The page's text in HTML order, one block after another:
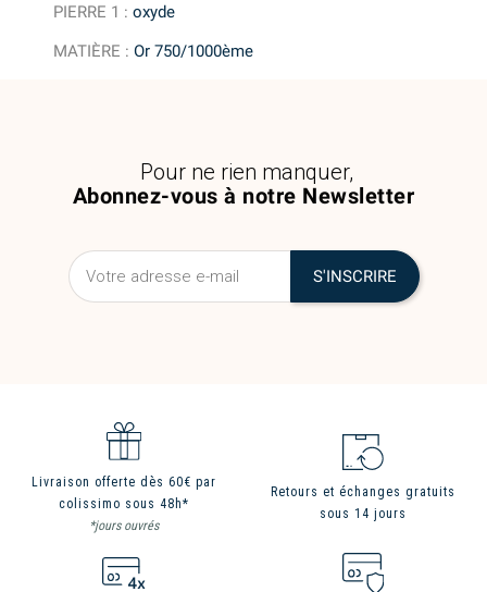
PIERRE 1 :oxyde
MATIÈRE :Or 750/1000ème
Abonnez-vous à notre Newsletter
Pour ne rien manquer,
Livraison offerte dès 60€ par
colissimo sous 48h*
*jours ouvrés
Retours et échanges gratuits
sous 14 jours